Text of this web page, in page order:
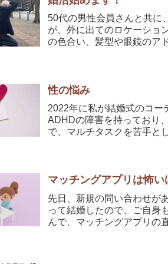
50代の男性会員さんと共に
が、外に出てのロケーショ
の色合い、髪型や眼鏡のア
性の悩み
2022年に私が結婚式のコー
ADHDの障害を持っており
で、マルチタスクを苦手と
マッチングアプリは怖
先日、新規の問い合わせが
って結婚したので、ご自身
んで、マッチングアプリの